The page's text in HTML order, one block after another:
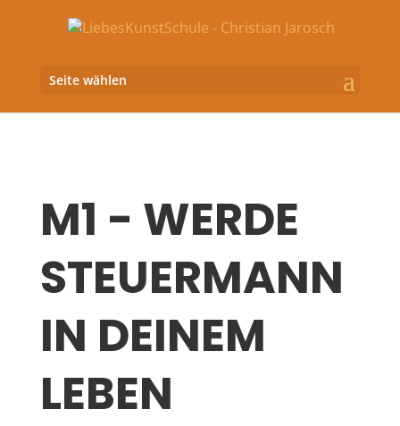
Seite wählen
M1 - WERDE
STEUERMANN
IN DEINEM
LEBEN